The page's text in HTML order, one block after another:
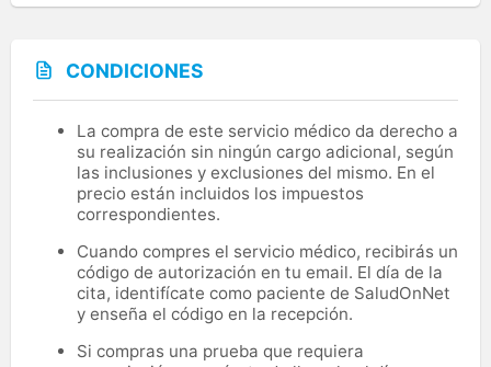
CONDICIONES
La compra de este servicio médico da derecho a
su realización sin ningún cargo adicional, según
las inclusiones y exclusiones del mismo. En el
precio están incluidos los impuestos
correspondientes.
Cuando compres el servicio médico, recibirás un
código de autorización en tu email. El día de la
cita, identifícate como paciente de SaludOnNet
y enseña el código en la recepción.
Si compras una prueba que requiera